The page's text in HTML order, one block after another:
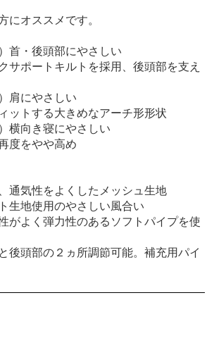
にオススメです。
首・後頭部にやさしい
サポートキルトを採用、後頭部を支え
肩にやさしい
ットする大きめなアーチ形形状
横向き寝にやさしい
度をやや高め
通気性をよくしたメッシュ生地
生地使用のやさしい風合い
がよく弾力性のあるソフトパイプを使
後頭部の２ヵ所調節可能。補充用パイ